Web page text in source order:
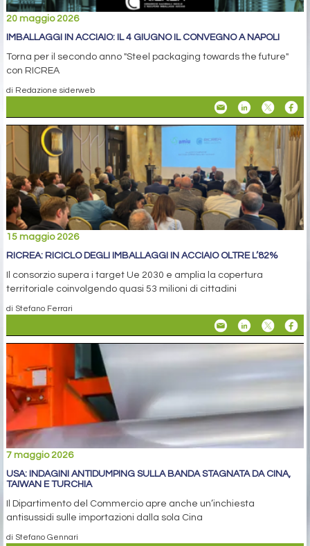
20 maggio 2026
IMBALLAGGI IN ACCIAIO: IL 4 GIUGNO IL CONVEGNO A NAPOLI
Torna per il secondo anno "Steel packaging towards the future"
con RICREA
di Redazione siderweb
15 maggio 2026
RICREA: RICICLO DEGLI IMBALLAGGI IN ACCIAIO OLTRE L’82%
Il consorzio supera i target Ue 2030 e amplia la copertura
territoriale coinvolgendo quasi 53 milioni di cittadini
di Stefano Ferrari
7 maggio 2026
USA: INDAGINI ANTIDUMPING SULLA BANDA STAGNATA DA CINA,
TAIWAN E TURCHIA
Il Dipartimento del Commercio apre anche un’inchiesta
antisussidi sulle importazioni dalla sola Cina
di Stefano Gennari